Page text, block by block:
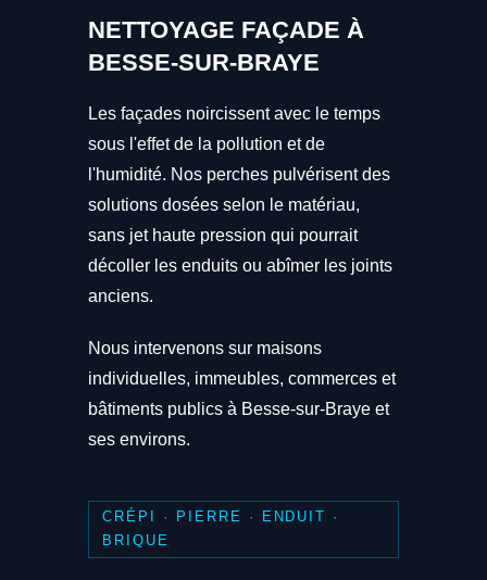
NETTOYAGE FAÇADE À
BESSE-SUR-BRAYE
Les façades noircissent avec le temps
sous l'effet de la pollution et de
l'humidité. Nos perches pulvérisent des
solutions dosées selon le matériau,
sans jet haute pression qui pourrait
décoller les enduits ou abîmer les joints
anciens.
Nous intervenons sur maisons
individuelles, immeubles, commerces et
bâtiments publics à Besse-sur-Braye et
ses environs.
CRÉPI · PIERRE · ENDUIT ·
BRIQUE